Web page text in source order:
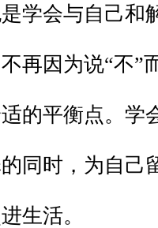
学会与自己和
再因为说“不”
的平衡点。学
同时，为自己
生活。